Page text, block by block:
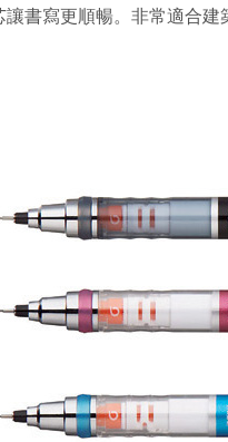
讓書寫更順暢。非常適合建